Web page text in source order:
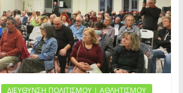
ΔΙΕΥΘΥΝΣΗ ΠΟΛΙΤΙΣΜΟΥ | ΑΘΛΗΤΙΣΜΟΥ